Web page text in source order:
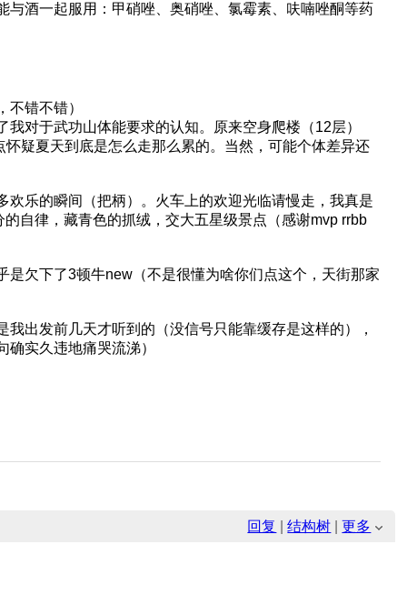
酒一起服用：甲硝唑、奥硝唑、氯霉素、呋喃唑酮等药
错不错）
对于武功山体能要求的认知。原来空身爬楼（12层）
疑夏天到底是怎么走那么累的。当然，可能个体差异还
乐的瞬间（把柄）。火车上的欢迎光临请慢走，我真是
自律，藏青色的抓绒，交大五星级景点（感谢mvp rrbb
欠下了3顿牛new（不是很懂为啥你们点这个，天街那家
出发前几天才听到的（没信号只能靠缓存是这样的），
实久违地痛哭流涕）
回复 |结构树 |更多